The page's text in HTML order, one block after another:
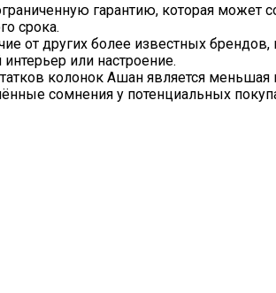
гарантию, которая может
срока.
от других более известных
интерьер или настроение.
колонок Ашан является меньшая
сомнения у потенциальных